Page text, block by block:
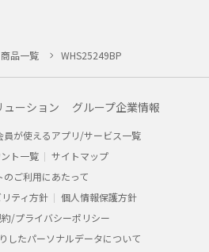
商品一覧 WHS25249BP
ーション グループ企業情報
員が使えるアプリ/サービス一覧
ト一覧
サイトマップ
のご利用にあたって
ティ方針
個人情報保護方針
/プライバシーポリシー
したパーソナルデータについて